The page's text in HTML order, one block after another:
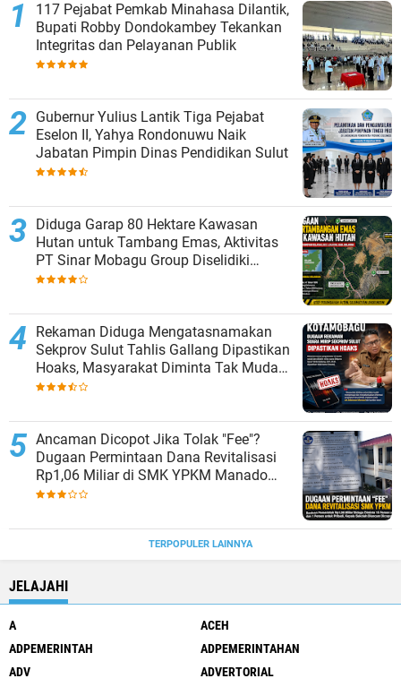
117 Pejabat Pemkab Minahasa Dilantik,
Bupati Robby Dondokambey Tekankan
Integritas dan Pelayanan Publik
Gubernur Yulius Lantik Tiga Pejabat
Eselon II, Yahya Rondonuwu Naik
Jabatan Pimpin Dinas Pendidikan Sulut
Diduga Garap 80 Hektare Kawasan
Hutan untuk Tambang Emas, Aktivitas
PT Sinar Mobagu Group Diselidiki
Aparat
Rekaman Diduga Mengatasnamakan
Sekprov Sulut Tahlis Gallang Dipastikan
Hoaks, Masyarakat Diminta Tak Mudah
Percaya
Ancaman Dicopot Jika Tolak "Fee"?
Dugaan Permintaan Dana Revitalisasi
Rp1,06 Miliar di SMK YPKM Manado
Berpotensi Terseret Kasus Tipikor
TERPOPULER LAINNYA
JELAJAHI
A
ACEH
ADPEMERINTAH
ADPEMERINTAHAN
ADV
ADVERTORIAL